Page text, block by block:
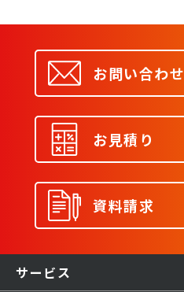
お問い合わせ
お見積り
資料請求
サービス